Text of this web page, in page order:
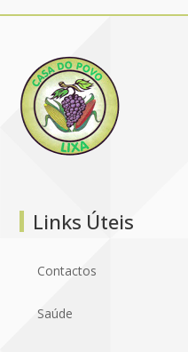
Links Úteis
Contactos
Saúde